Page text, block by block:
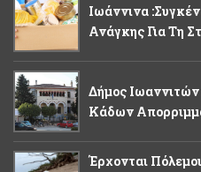
Ιωάννινα
Ανάγκης Για Τη
Δήμος
Κάδων
Έρχονται